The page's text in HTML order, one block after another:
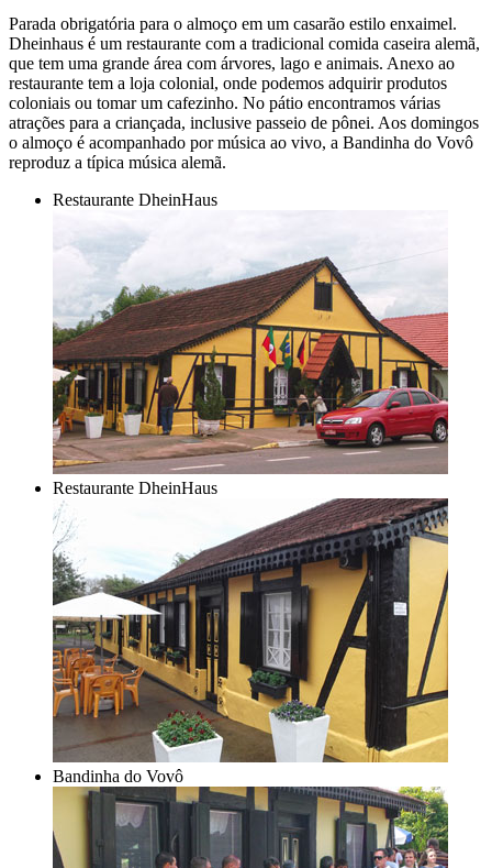
Parada obrigatória para o almoço em um casarão estilo enxaimel.
Dheinhaus é um restaurante com a tradicional comida caseira alemã,
que tem uma grande área com árvores, lago e animais. Anexo ao
restaurante tem a loja colonial, onde podemos adquirir produtos
coloniais ou tomar um cafezinho. No pátio encontramos várias
atrações para a criançada, inclusive passeio de pônei. Aos domingos
o almoço é acompanhado por música ao vivo, a Bandinha do Vovô
reproduz a típica música alemã.
Restaurante DheinHaus
Restaurante DheinHaus
Bandinha do Vovô